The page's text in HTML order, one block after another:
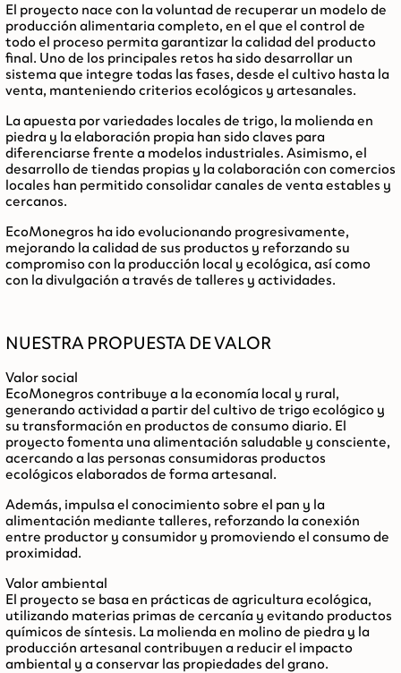
El proyecto nace con la voluntad de recuperar un modelo de
producción alimentaria completo, en el que el control de
todo el proceso permita garantizar la calidad del producto
final. Uno de los principales retos ha sido desarrollar un
sistema que integre todas las fases, desde el cultivo hasta la
venta, manteniendo criterios ecológicos y artesanales.
La apuesta por variedades locales de trigo, la molienda en
piedra y la elaboración propia han sido claves para
diferenciarse frente a modelos industriales. Asimismo, el
desarrollo de tiendas propias y la colaboración con comercios
locales han permitido consolidar canales de venta estables y
cercanos.
EcoMonegros ha ido evolucionando progresivamente,
mejorando la calidad de sus productos y reforzando su
compromiso con la producción local y ecológica, así como
con la divulgación a través de talleres y actividades.
NUESTRA PROPUESTA DE VALOR
Valor social
EcoMonegros contribuye a laeconomía local y rural,
generando actividad a partir del cultivo de trigo ecológico y
su transformación en productos de consumo diario. El
proyecto fomenta unaalimentación saludable y consciente,
acercando a las personas consumidoras productos
ecológicos elaborados de forma artesanal.
Además, impulsa el conocimiento sobre el pan y la
alimentación mediante talleres, reforzando la conexión
entre productor y consumidor y promoviendo el consumo de
proximidad.
Valor ambiental
El proyecto se basa en prácticas de agricultura ecológica,
utilizando materias primas de cercanía y evitando productos
químicos de síntesis. La molienda en molino de piedra y la
producción artesanal contribuyen a reducir el impacto
ambiental y a conservar las propiedades del grano.